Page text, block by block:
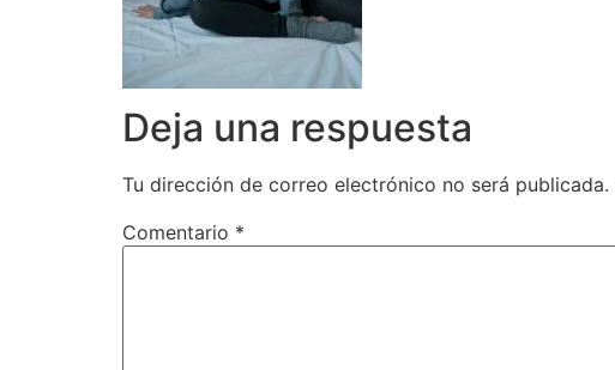
Deja una respuesta
Tu dirección de correo electrónico no será publicada.
Comentario *